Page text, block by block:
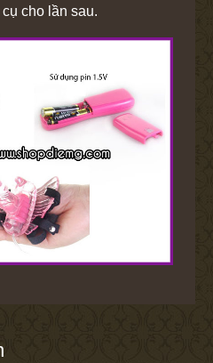
cho lần sau.